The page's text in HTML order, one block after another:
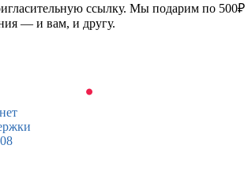
ссылку. Мы подарим по 500₽
— и вам, и другу.